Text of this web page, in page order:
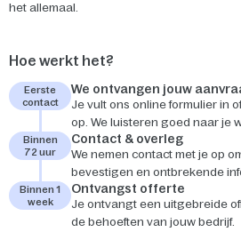
het allemaal.
Hoe werkt het?
Eerste
contact
We ontvangen jouw
Je vult ons online formulier in
op. We luisteren goed naar je
Binnen
72 uur
Contact & overleg
We nemen contact met je op
bevestigen en ontbrekende
Binnen 1
week
Ontvangst offerte
Je ontvangt een uitgebreide
de behoeften van jouw bedrijf.